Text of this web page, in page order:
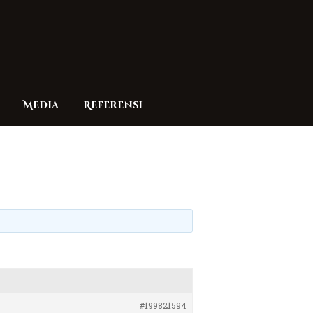
Media Referensi
#199821594